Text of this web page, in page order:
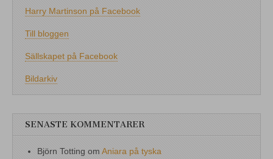
Harry Martinson på Facebook
Till bloggen
Sällskapet på Facebook
Bildarkiv
SENASTE KOMMENTARER
Björn Totting om Aniara på tyska